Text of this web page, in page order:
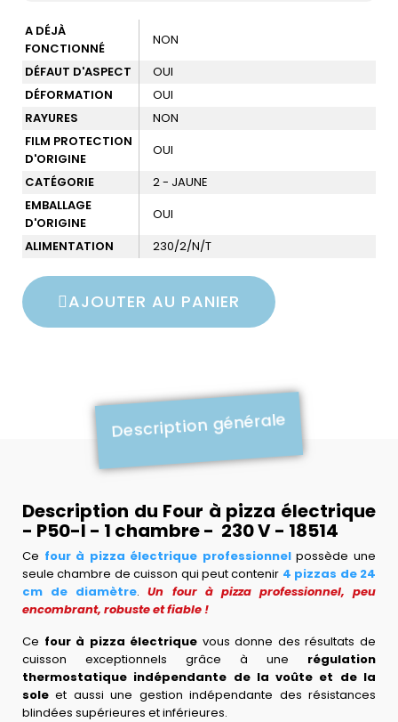
A DÉJÀ
FONCTIONNÉ
NON
DÉFAUT D'ASPECT
OUI
DÉFORMATION
OUI
RAYURES
NON
FILM PROTECTION
D'ORIGINE
OUI
CATÉGORIE
2 - JAUNE
EMBALLAGE
D'ORIGINE
OUI
ALIMENTATION
230/2/N/T
AJOUTER AU PANIER
Description générale
Description du Four à pizza électrique
- P50-I - 1 chambre - 230 V - 18514
Ce four à pizza électrique professionnelpossède une
seule chambre de cuisson qui peut contenir 4 pizzas de 24
cm de diamètre.Un four à pizza professionnel, peu
encombrant, robuste et fiable !
Ce four à pizza électrique vous donne des résultats de
cuisson exceptionnels grâce à une régulation
thermostatique indépendante de la voûte et de la
sole et aussi une gestion indépendante des résistances
blindées supérieures et inférieures.